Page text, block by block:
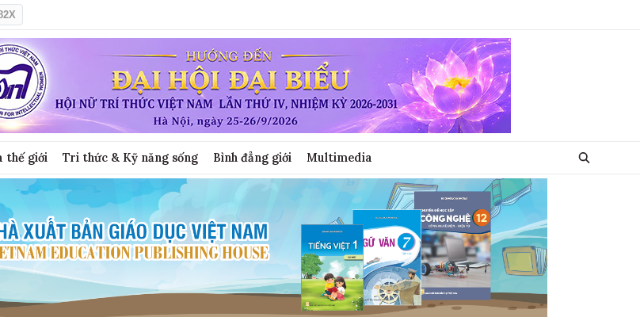
thế giới Tri thức & Kỹ năng sống Bình đẳng giới Multimedia